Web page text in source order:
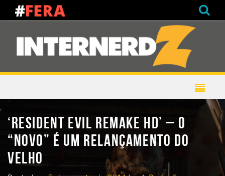
‘RESIDENT EVIL REMAKE HD’ – O
“NOVO” É UM RELANÇAMENTO DO
VELHO